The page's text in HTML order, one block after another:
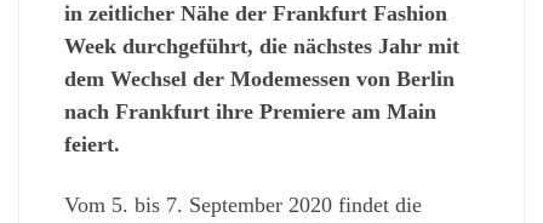
in zeitlicher Nähe der Frankfurt Fashion
Week durchgeführt, die nächstes Jahr mit
dem Wechsel der Modemessen von Berlin
nach Frankfurt ihre Premiere am Main
feiert.
Vom 5. bis 7. September 2020 findet die